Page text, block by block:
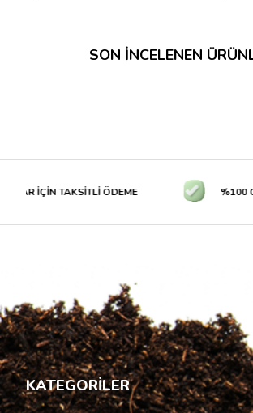
SON İNCELENEN
İÇİN TAKSİTLİ ÖDEME %100
KATEGORİLER